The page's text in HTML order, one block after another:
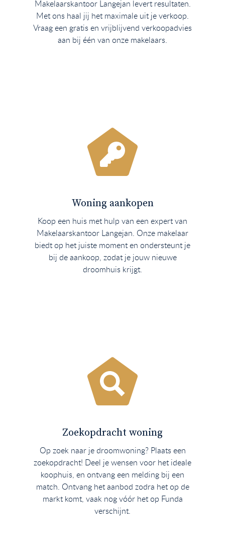
Makelaarskantoor Langejan levert resultaten.
Met ons haal jij het maximale uit je verkoop.
Vraag een gratis en vrijblijvend verkoopadvies
aan bij één van onze makelaars.
Woning aankopen
Koop een huis met hulp van een expert van
Makelaarskantoor Langejan. Onze makelaar
biedt op het juiste moment en ondersteunt je
bij de aankoop, zodat je jouw nieuwe
droomhuis krijgt.
Zoekopdracht woning
Op zoek naar je droomwoning? Plaats een
zoekopdracht! Deel je wensen voor het ideale
koophuis, en ontvang een melding bij een
match. Ontvang het aanbod zodra het op de
markt komt, vaak nog vóór het op Funda
verschijnt.